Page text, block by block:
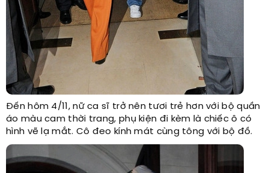
Đến hôm 4/11, nữ ca sĩ trở nên tươi trẻ hơn với bộ quần
áo màu cam thời trang, phụ kiện đi kèm là chiếc ô có
hình vẽ lạ mắt. Cô đeo kính mát cùng tông với bộ đồ.